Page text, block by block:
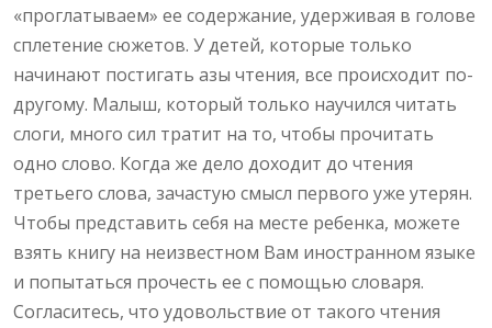
«проглатываем» ее содержание, удерживая в голове
сплетение сюжетов. У детей, которые только
начинают постигать азы чтения, все происходит по-
другому. Малыш, который только научился читать
слоги, много сил тратит на то, чтобы прочитать
одно слово. Когда же дело доходит до чтения
третьего слова, зачастую смысл первого уже утерян.
Чтобы представить себя на месте ребенка, можете
взять книгу на неизвестном Вам иностранном языке
и попытаться прочесть ее с помощью словаря.
Согласитесь, что удовольствие от такого чтения